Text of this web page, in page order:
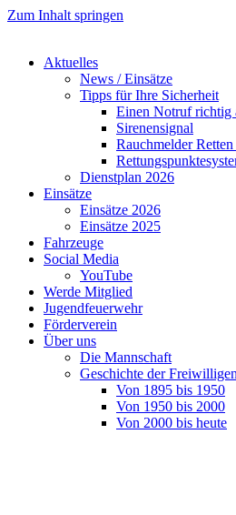
Zum Inhalt springen
Aktuelles
News / Einsätze
Tipps für Ihre Sicherheit
Einen Notruf richtig
Sirenensignal
Rauchmelder
Dienstplan 2026
Einsätze
Einsätze 2026
Einsätze 2025
Fahrzeuge
Social Media
YouTube
Werde Mitglied
Jugendfeuerwehr
Förderverein
Über uns
Die Mannschaft
Geschichte der
Von 1895 bis 1950
Von 1950 bis 2000
Von 2000 bis heute